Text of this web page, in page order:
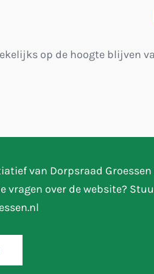
op de hoogte blijven
van Dorpsraad
vragen over de website?